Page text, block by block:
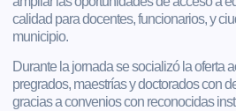
calidad para docentes, funcionarios, y
municipio.
Durante la jornada se socializó la oferta
pregrados, maestrías y doctorados con
gracias a convenios con reconocidas